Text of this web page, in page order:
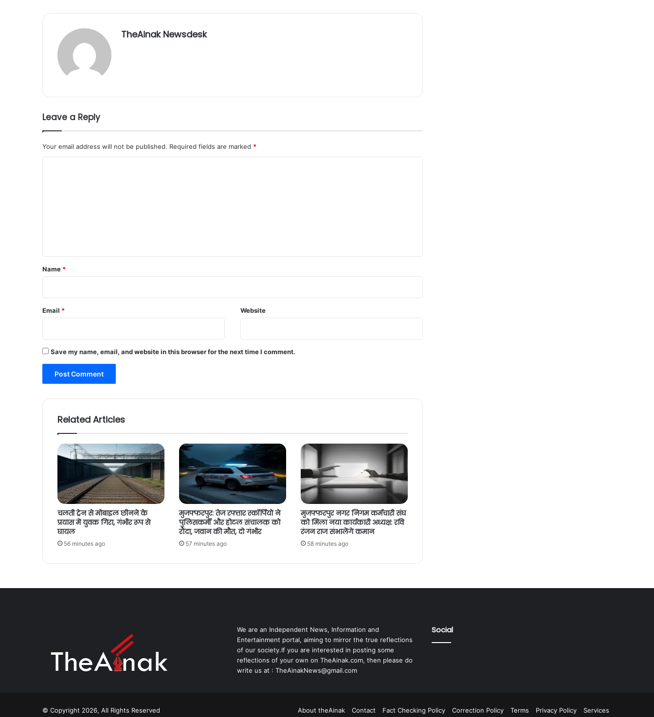
TheAinak Newsdesk
Leave a Reply
Your email address will not be published. Required fields are marked *
*
Name *
Email * Website
Save my name, email, and website in this browser for the next time I comment.
Related Articles
चलती ट्रेन से मोबाइल छीनने के
प्रयास में युवक गिरा, गंभीर रूप से
घायल
56 minutes ago
मुजफ्फरपुर: तेज रफ्तार स्कॉर्पियो ने
पुलिसकर्मी और होटल संचालक को
रौंदा, जवान की मौत, दो गंभीर
57 minutes ago
मुजफ्फरपुर नगर निगम कर्मचारी संघ
को मिला नया कार्यकारी अध्यक्ष: रवि
रंजन राज संभालेंगे कमान
58 minutes ago
We are an Independent News, Information and
Entertainment portal, aiming to mirror the true reflections
of our society.If you are interested in posting some
reflections of your own on TheAinak.com, then please do
write us at : TheAinakNews@gmail.com
Social
© Copyright 2026, All Rights Reserved About theAinak Contact Fact Checking Policy Correction Policy Terms Privacy Policy Services